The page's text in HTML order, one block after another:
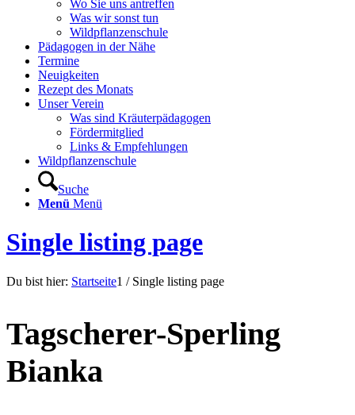
Wo Sie uns antreffen
Was wir sonst tun
Wildpflanzenschule
Pädagogen in der Nähe
Termine
Neuigkeiten
Rezept des Monats
Unser Verein
Was sind Kräuterpädagogen
Fördermitglied
Links & Empfehlungen
Wildpflanzenschule
Suche
Menü Menü
Single listing page
Du bist hier: Startseite1 / Single listing page
Tagscherer-Sperling
Bianka